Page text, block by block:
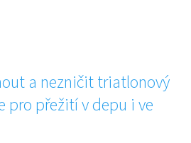
a nezničit triatlonový
pro přežití v depu i ve